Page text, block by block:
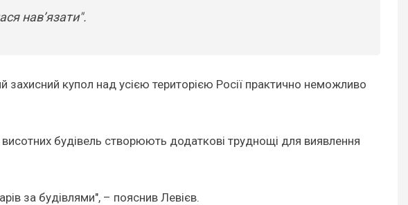
нав’язати".
захисний купол над усією територією Росії практично неможливо
будівель створюють додаткові труднощі для виявлення
за будівлями", – пояснив Левієв.